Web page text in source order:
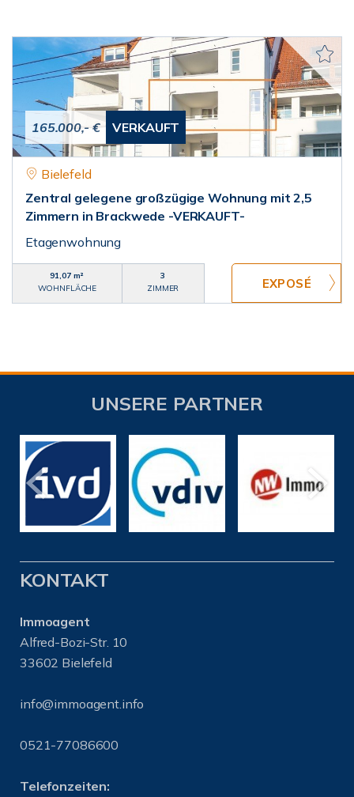
165.000,- € VERKAUFT
Bielefeld
Zentral gelegene großzügige Wohnung mit 2,5
Zimmern in Brackwede -VERKAUFT-
Etagenwohnung
91,07 m²
WOHNFLÄCHE
3
ZIMMER
UNSERE PARTNER
KONTAKT
Immoagent
Alfred-Bozi-Str. 10
33602 Bielefeld
info@immoagent.info
0521-77086600
Telefonzeiten: